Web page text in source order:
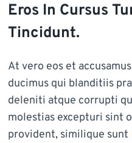
Eros In Cursus
Tincidunt.
At vero eos et
ducimus qui blanditiis
deleniti atque corrupti
molestias excepturi sint
provident, similique sunt